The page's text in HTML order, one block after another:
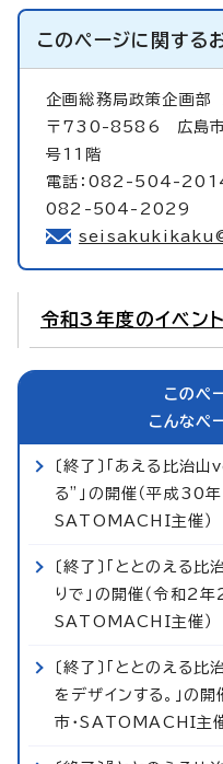
このページに関する
企画総務局政策企画部
〒730-8586 広島市
号11階
電話：082-504-2014
082-504-2029
令和3年度のイベント
このペ
こんなペ
〔終了〕「あえる比治
る”」の開催（平成30
SATOMACHI主催）
〔終了〕「ととのえる
りで」の開催（令和2年
SATOMACHI主催）
〔終了〕「ととのえる
をデザインする。」の
市・SATOMACHI主催